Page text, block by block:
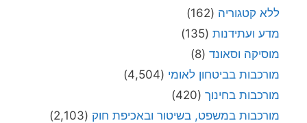
ללא קטגוריה (162)
מדע ועתידנות (135)
מוסיקה וסאונד (8)
מורכבות בביטחון לאומי (4,504)
מורכבות בחינוך (420)
מורכבות במשפט, בשיטור ובאכיפת חוק (2,103)